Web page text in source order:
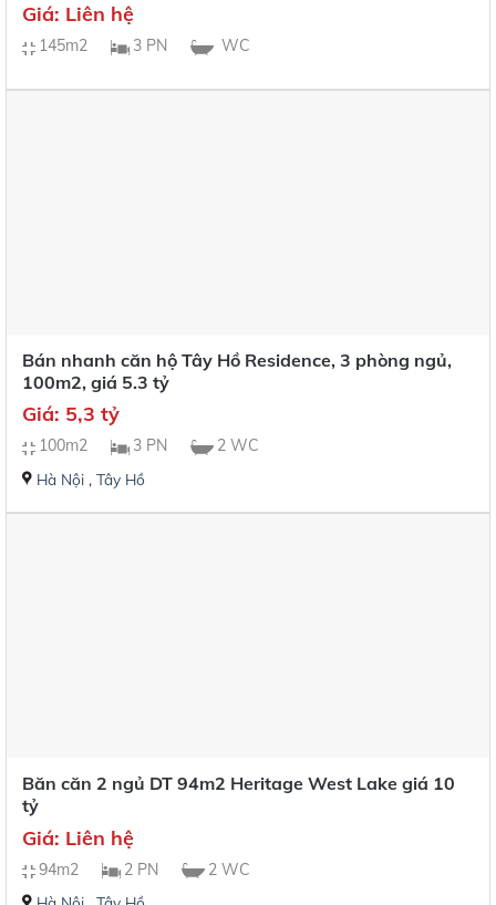
Giá: Liên hệ
145m2 3 PN WC
Bán nhanh căn hộ Tây Hồ Residence, 3 phòng ngủ,
100m2, giá 5.3 tỷ
Giá: 5,3 tỷ
100m2 3 PN 2 WC
Hà Nội, Tây Hồ
Băn căn 2 ngủ DT 94m2 Heritage West Lake giá 10
tỷ
Giá: Liên hệ
94m2 2 PN 2 WC